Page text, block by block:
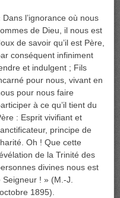
Dans l’ignorance où nous
de Dieu, il nous est
de savoir qu’il est Père,
conséquent infiniment
et indulgent ; Fils
pour nous, vivant en
pour nous faire
à ce qu’il tient du
: Esprit vivifiant et
principe de
Oh ! Que cette
de la Trinité des
divines nous est
Seigneur ! » (M.-J.
1895).